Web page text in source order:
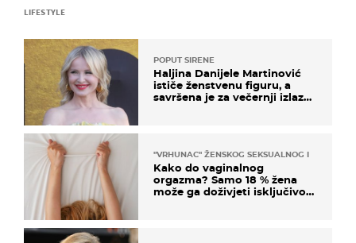
LIFESTYLE
POPUT SIRENE
Haljina Danijele Martinović
ističe ženstvenu figuru, a
savršena je za večernji izlazak
"VRHUNAC" ŽENSKOG SEKSUALNOG ISKUSTVA
Kako do vaginalnog
orgazma? Samo 18 % žena
može ga doživjeti isključivo